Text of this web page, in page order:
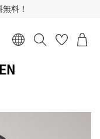
料！